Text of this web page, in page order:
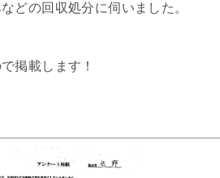
どの回収処分に伺いました。
掲載します！